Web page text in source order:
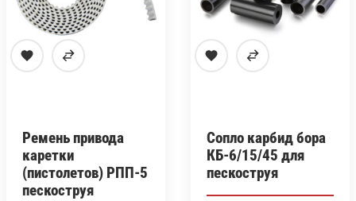
Ремень привода
каретки
(пистолетов) РПП-5
пескоструя
Сопло карбид бора
КБ-6/15/45 для
пескоструя